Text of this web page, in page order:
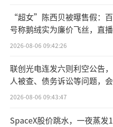
华润三九的核心
以及传统国药（昆药
别下滑18.39%和
3%和5.36%。相反，
15.18%，未来有望成
外，其在北方市场方
幅增长46.87%，相反
下滑。
“超女”陈西贝被曝售假：
号称鹅绒实为廉价飞丝，直
百万元
2026-08-06 09:42:26
联创光电连发六则利空公告
人被查、债务诉讼等问题，
所曾出具“保留意见”
2026-08-06 09:43:47
SpaceX股价跳水，一夜蒸发